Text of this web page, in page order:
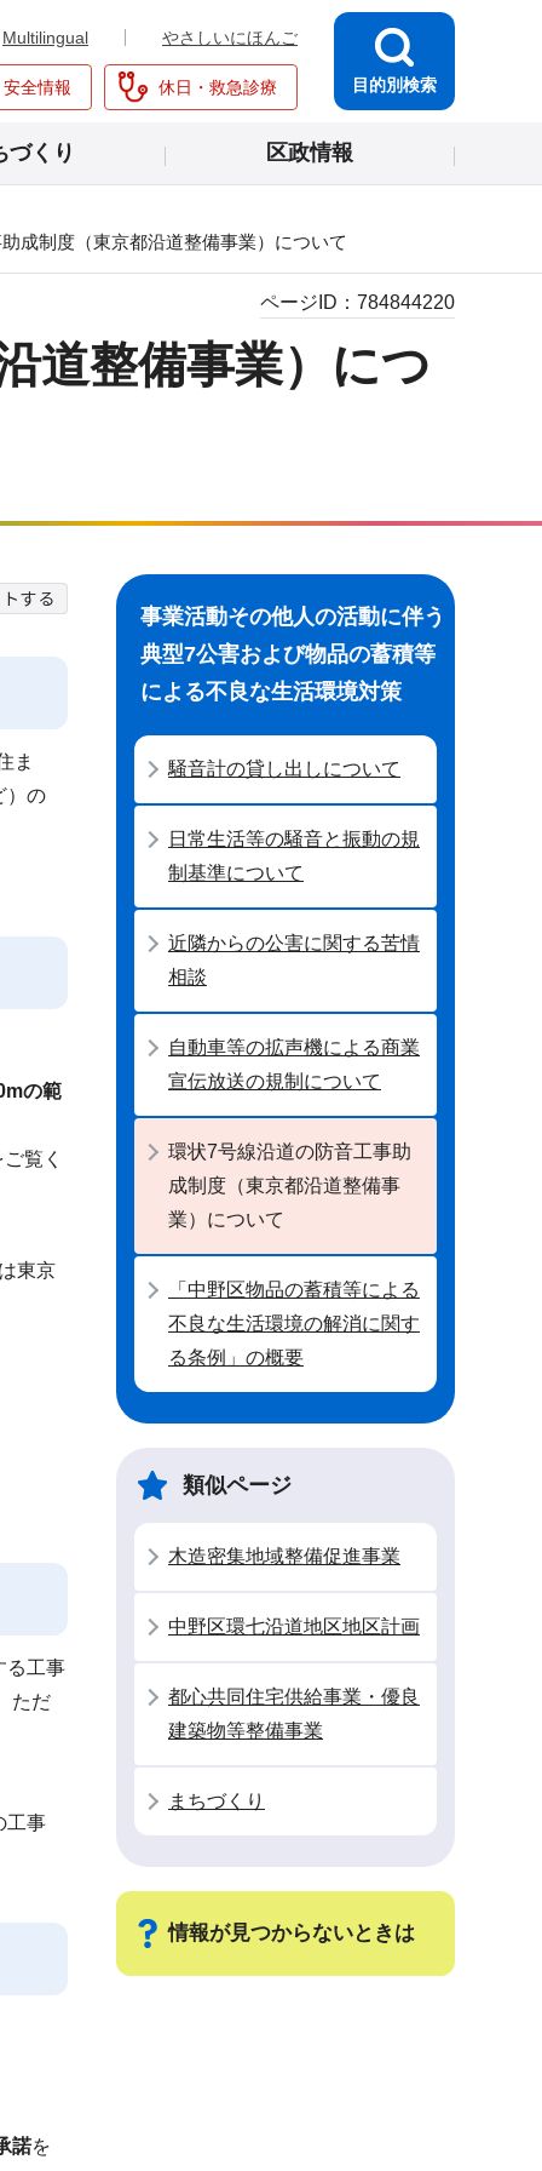
Multilingual やさしいにほんご
全情報 休日・救急診療 目的別検索
づくり 区政情報
成制度（東京都沿道整備事業）について
道整備事業）につ
ページID： 784844220
ま
）の
の範
覧く
東京
る工事
ただ
工事
諾を
事業活動その他人の活動に伴う
典型7公害および物品の蓄積等
による不良な生活環境対策
騒音計の貸し出しについて
日常生活等の騒音と振動の規
制基準について
近隣からの公害に関する苦情
相談
自動車等の拡声機による商業
宣伝放送の規制について
環状7号線沿道の防音工事助
成制度（東京都沿道整備事
業）について
「中野区物品の蓄積等による
不良な生活環境の解消に関す
る条例」の概要
類似ページ
木造密集地域整備促進事業
中野区環七沿道地区地区計画
都心共同住宅供給事業・優良
建築物等整備事業
まちづくり
情報が見つからないときは